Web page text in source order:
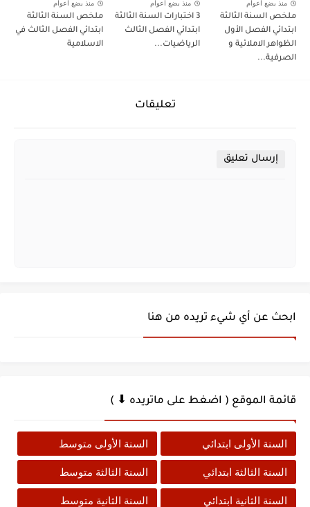
منذ بضع اعوام
ملخص السنة الثالثة
ابتدائي الفصل الأول
الظواهر الاملائية و
الصرفية...
منذ بضع اعوام
3 اختبارات السنة الثالثة
ابتدائي الفصل الثالث
الرياضيات...
منذ بضع اعوام
ملخص السنة الثالثة
ابتدائي الفصل الثالث في
الاسلامية
تعليقات
إرسال تعليق
ابحث عن أي شيء تريده من هنا
قائمة الموقع ( اضغط على ماتريده ⬇ )
السنة الأولى ابتدائي السنة الأولى متوسط
السنة الثالثة ابتدائي السنة الثالثة متوسط
السنة الثانية ابتدائي السنة الثانية متوسط